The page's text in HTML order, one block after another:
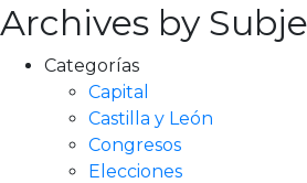
Archives by
Categorías
Capital
Castilla y León
Congresos
Elecciones